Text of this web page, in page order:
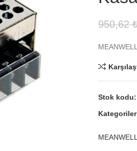
950,62
Stok kodu:
MEANWELL